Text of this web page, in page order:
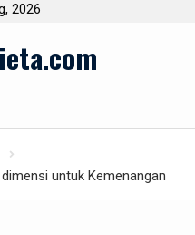
2026
untuk Kemenangan